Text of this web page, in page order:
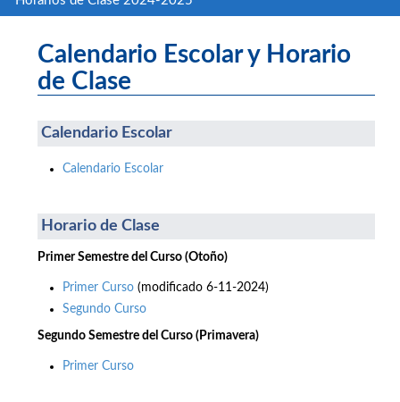
Calendario Escolar y Horario
de Clase
Calendario Escolar
Calendario Escolar
Horario de Clase
Primer Semestre del Curso (Otoño)
Primer Curso (modificado 6-11-2024)
Segundo Curso
Segundo Semestre del Curso (Primavera)
Primer Curso